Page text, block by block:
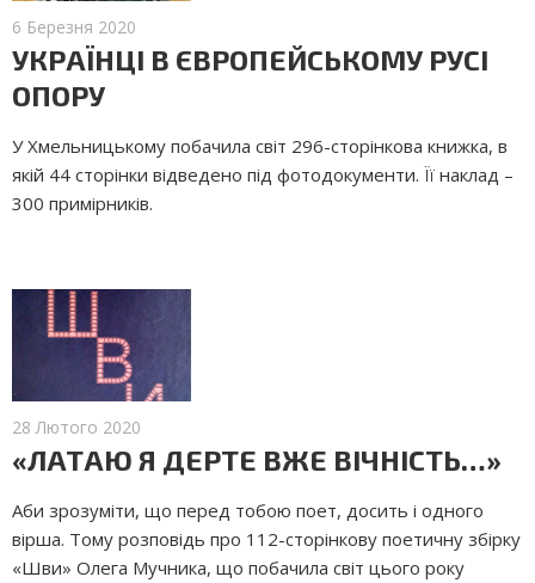
6 Березня 2020
УКРАЇНЦІ В ЄВРОПЕЙСЬКОМУ РУСІ
ОПОРУ
У Хмельницькому побачила світ 296-сторінкова книжка, в
якій 44 сторінки відведено під фотодокументи. Її наклад –
300 примірників.
28 Лютого 2020
«ЛАТАЮ Я ДЕРТЕ ВЖЕ ВІЧНІСТЬ…»
Аби зрозуміти, що перед тобою поет, досить і одного
вірша. Тому розповідь про 112-сторінкову поетичну збірку
«Шви» Олега Мучника, що побачила світ цього року